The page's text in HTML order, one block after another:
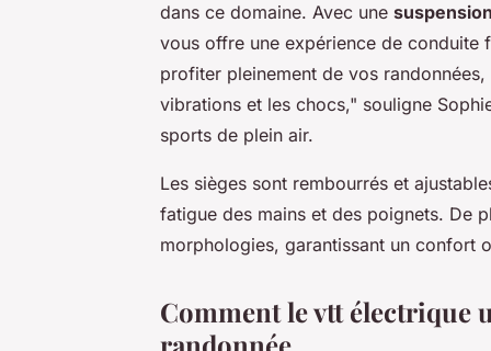
dans ce domaine. Avec une
vous offre une expérience de conduite
profiter pleinement de vos
vibrations et les chocs," souligne
sports de plein air.
Les sièges sont rembourrés et
fatigue des mains et des poignets. De
morphologies, garantissant un confort
Comment le vtt électrique